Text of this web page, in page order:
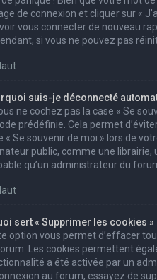
de connexion et cliquer sur «
vous connecter de nouveau
si vous ne pouvez pas
suis-je déconnecté
ne cochez pas la case « Se
prédéfinie. Cela permet
« Se souvenir de moi » lors de
public, comme une librairie,
qu’un administrateur du
sert « Supprimer les cookies »
option vous permet d’effacer
Les cookies permettent
a été activée par un
au forum, essayez de